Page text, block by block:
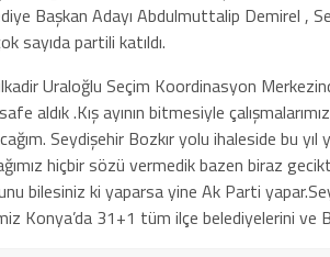
Başkan Adayı Abdulmuttalip Demirel ,
sayıda partili katıldı.
Uraloğlu Seçim Koordinasyon
aldık .Kış ayının bitmesiyle
Seydişehir Bozkır yolu ihaleside bu yıl
hiçbir sözü vermedik bazen biraz
bilesiniz ki yaparsa yine Ak Parti
Konya’da 31+1 tüm ilçe belediyelerini ve